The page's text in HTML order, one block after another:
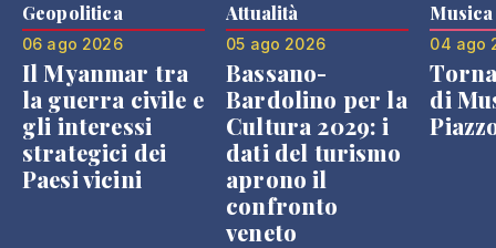
Geopolitica
06 ago 2026
Il Myanmar tra
la guerra civile e
gli interessi
strategici dei
Paesi vicini
Attualità
05 ago 2026
Bassano-
Bardolino per la
Cultura 2029: i
dati del turismo
aprono il
confronto
veneto
Musica
04 ago
di